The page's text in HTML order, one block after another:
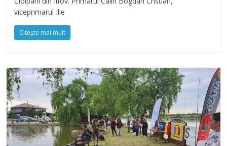
viceprimarul Ilie
Citește mai mult